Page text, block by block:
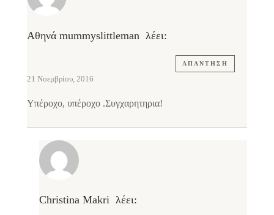
Αθηνά mummyslittleman λέει:
ΑΠΆΝΤΗΣΗ
21 Νοεμβρίου, 2016
Υπέροχο, υπέροχο .Συγχαρητηρια!
Christina Makri λέει: